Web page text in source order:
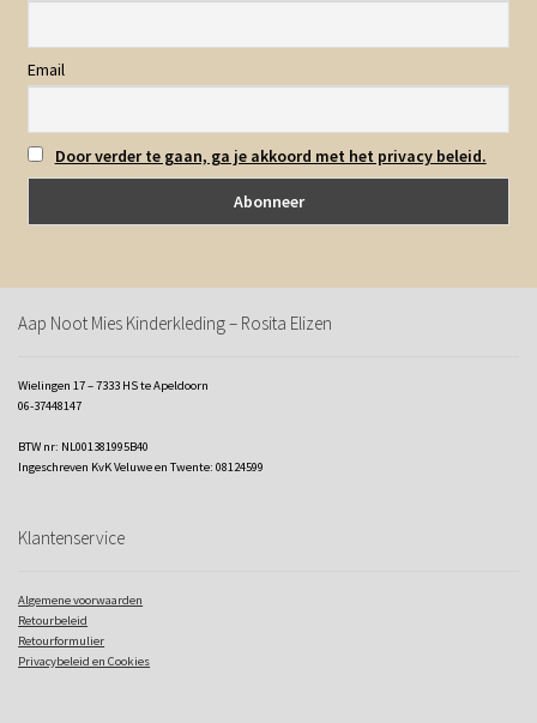
Email
Door verder te gaan, ga je akkoord met het privacy beleid.
Aap Noot Mies Kinderkleding – Rosita Elizen
Wielingen 17 – 7333 HS te Apeldoorn
06-37448147
BTW nr: NL001381995B40
Ingeschreven KvK Veluwe en Twente: 08124599
Klantenservice
Algemene voorwaarden
Retourbeleid
Retourformulier
Privacybeleid en Cookies